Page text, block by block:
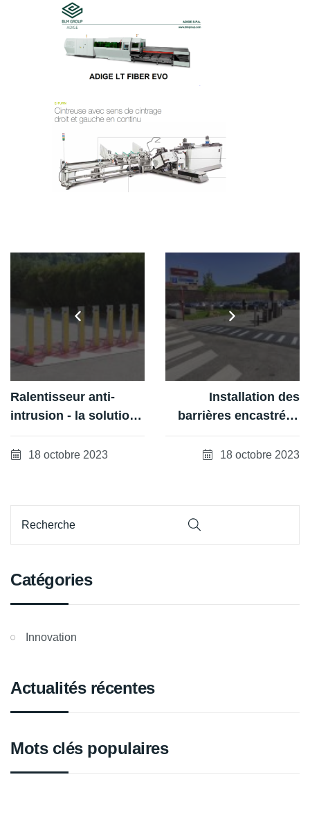
Ralentisseur anti-
intrusion - la solution
anti vehicules beliers
18 octobre 2023
Installation des
barrières encastrées
EB315 anti-véhicule
bélier sur le site du
18 octobre 2023
Catégories
Innovation
Actualités récentes
Mots clés populaires